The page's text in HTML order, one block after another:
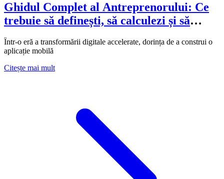
Ghidul Complet al Antreprenorului: Ce
trebuie să definești, să calculezi și să
pregătești ÎNAINTE de a angaja o echipă
de dezvoltare software
Într-o eră a transformării digitale accelerate, dorința de a construi o
aplicație mobilă
Citește mai multabout Ghidul Complet al Antreprenorului: Ce trebuie